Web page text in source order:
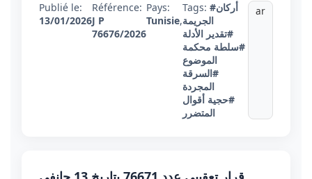
Publié le:
13/01/2026
Référence:
J P
76676/2026
Pays:
Tunisie,
Tags: #أركان
الجريمة
#تقدير الأدلة
#سلطة محكمة
الموضوع
#السرقة
المجردة
#حجية أقوال
المتضرر
ar